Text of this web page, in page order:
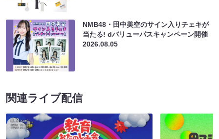
NMB48・田中美空のサイン入りチェキが
当たる! dバリューパスキャンペーン開催
2026.08.05
関連ライブ配信